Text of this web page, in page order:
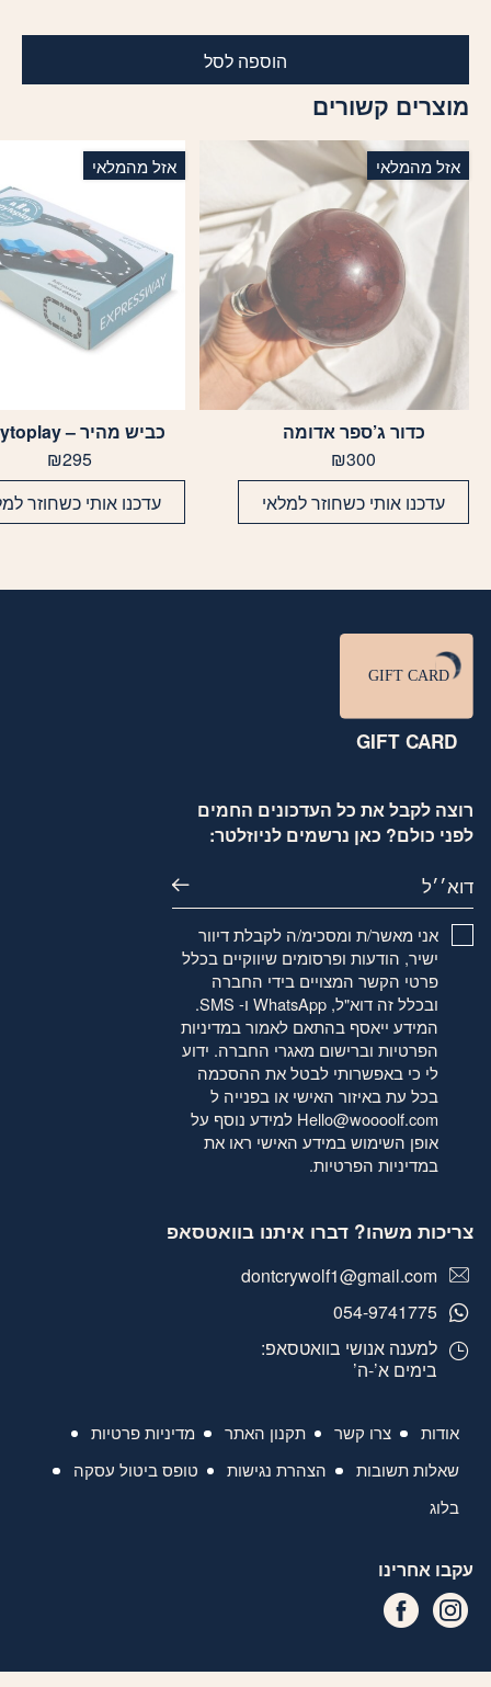
הוספה לסל
מוצרים קשורים
אזל מהמלאי
כדור ג’ספר אדומה
₪300
עדכנו אותי כשחוזר למלאי
אזל מהמלאי
כביש מהיר – Waytoplay
₪295
עדכנו אותי כשחוזר
רוצה לקבל את כל העדכונים החמים
לפני כולם? כאן נרשמים לניוזלטר:
דוא׳׳ל
אני מאשר/ת ומסכימ/ה לקבלת דיוור
ישיר, הודעות ופרסומים שיווקיים בכלל
פרטי הקשר המצויים בידי החברה
ובכלל זה דוא"ל, WhatsApp ו- SMS.
המידע ייאסף בהתאם לאמורבמדיניות
הפרטיותוברישום מאגרי החברה. ידוע
לי כי באפשרותי לבטל את ההסכמה
בכל עת באיזור האישי או בפנייה ל
Hello@woooolf.com למידע נוסף על
אופן השימוש במידע האישי ראו את
במדיניות הפרטיות.
אודות צרו קשר תקנון האתר
מדיניות פרטיות
שאלות תשובות
הצהרת נגישות
טופס ביטול עסקה
בלוג
צריכות משהו? דברו איתנו בוואטסאפ
dontcrywolf1@gmail.com
054-9741775
למענה אנושי בוואטסאפ:
בימים א’-ה’
עקבו אחרינו
GIFT CARD